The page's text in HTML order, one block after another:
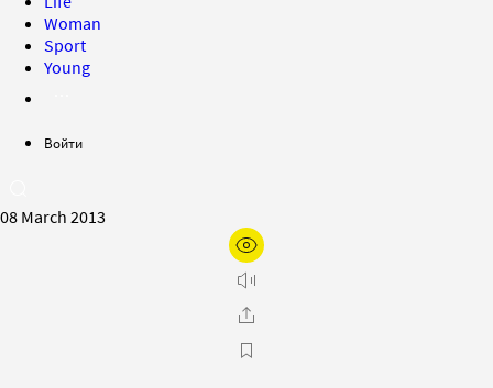
Woman
Sport
Young
Войти
08 March 2013